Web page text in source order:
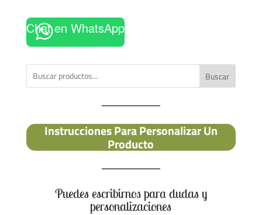
Chat en WhatsApp
Buscar
Instrucciones Para Personalizar Un
Producto
Puedes escribirnos para dudas y
personalizaciones